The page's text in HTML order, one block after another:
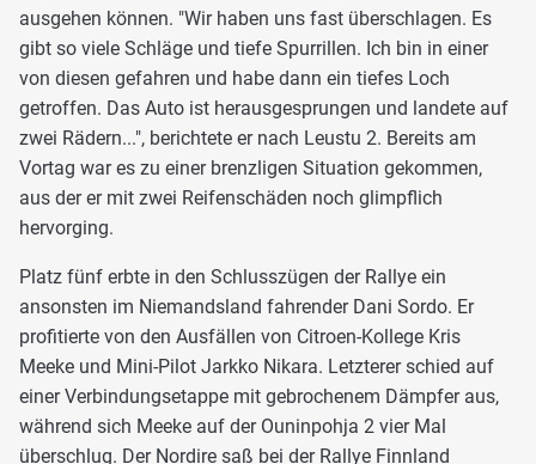
ausgehen können. "Wir haben uns fast überschlagen. Es
gibt so viele Schläge und tiefe Spurrillen. Ich bin in einer
von diesen gefahren und habe dann ein tiefes Loch
getroffen. Das Auto ist herausgesprungen und landete auf
zwei Rädern...", berichtete er nach Leustu 2. Bereits am
Vortag war es zu einer brenzligen Situation gekommen,
aus der er mit zwei Reifenschäden noch glimpflich
hervorging.
Platz fünf erbte in den Schlusszügen der Rallye ein
ansonsten im Niemandsland fahrender Dani Sordo. Er
profitierte von den Ausfällen von Citroen-Kollege Kris
Meeke und Mini-Pilot Jarkko Nikara. Letzterer schied auf
einer Verbindungsetappe mit gebrochenem Dämpfer aus,
während sich Meeke auf der Ouninpohja 2 vier Mal
überschlug. Der Nordire saß bei der Rallye Finnland